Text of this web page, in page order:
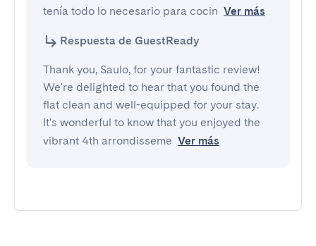
tenía todo lo necesario para cocin Ver más
Respuesta de GuestReady
Thank you, Saulo, for your fantastic review!
We're delighted to hear that you found the
flat clean and well-equipped for your stay.
It's wonderful to know that you enjoyed the
vibrant 4th arrondisseme Ver más